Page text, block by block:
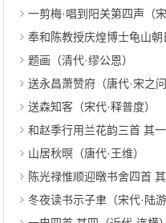
一剪梅·唱到阳关第四声（宋
奉和陈教授庆煌博士龟山朝日二
题画（清代·缪公恩）
送永昌萧赞府（唐代·宋之问
送森知客（宋代·释普度）
和赵季行用兰花韵三首 其一
山居秋暝（唐代·王维）
陈光禄惟顺迎暾书舍四首
冬夜读书示子聿（宋代·陆游